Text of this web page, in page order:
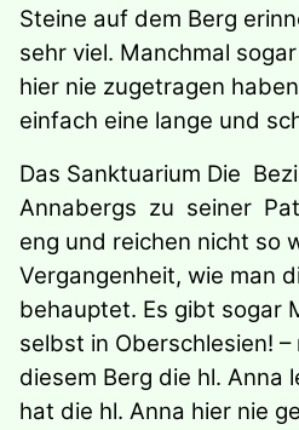
Steine auf dem Berg
sehr viel. Manchmal
hier nie zugetragen
einfach eine lange und
Das Sanktuarium Die
Annabergs zu seiner
eng und reichen nicht so
Vergangenheit, wie man
behauptet. Es gibt sogar
selbst in Oberschlesien!
diesem Berg die hl. Anna
hat die hl. Anna hier nie